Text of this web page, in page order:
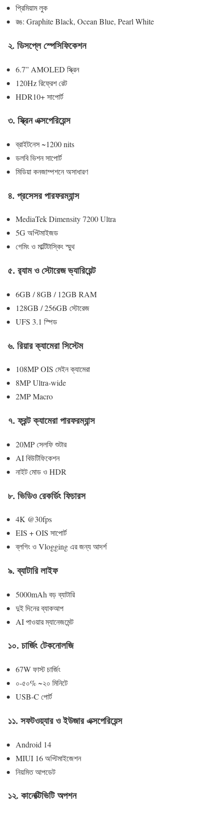
প্রিমিয়াম লুক
রঙ: Graphite Black, Ocean Blue, Pearl White
২. ডিসপ্লে স্পেসিফিকেশন
6.7” AMOLED স্ক্রিন
120Hz রিফ্রেশ রেট
HDR10+ সাপোর্ট
৩. স্ক্রিন এক্সপেরিয়েন্স
ব্রাইটনেস ~1200 nits
ডলবি ভিশন সাপোর্ট
মিডিয়া কনজাম্পশনে অসাধারণ
৪. প্রসেসর পারফরম্যান্স
MediaTek Dimensity 7200 Ultra
5G অপ্টিমাইজড
গেমিং ও মাল্টিটাস্কিং স্মুথ
৫. র‍্যাম ও স্টোরেজ ভ্যারিয়েন্ট
6GB / 8GB / 12GB RAM
128GB / 256GB স্টোরেজ
UFS 3.1 স্পিড
৬. রিয়ার ক্যামেরা সিস্টেম
108MP OIS মেইন ক্যামেরা
8MP Ultra-wide
2MP Macro
৭. ফ্রন্ট ক্যামেরা পারফরম্যান্স
20MP সেলফি শুটার
AI বিউটিফিকেশন
নাইট মোড ও HDR
৮. ভিডিও রেকর্ডিং ফিচারস
4K @30fps
EIS + OIS সাপোর্ট
ব্লগিং ও Vlogging এর জন্য আদর্শ
৯. ব্যাটারি লাইফ
5000mAh বড় ব্যাটারি
দুই দিনের ব্যাকআপ
AI পাওয়ার ম্যানেজমেন্ট
১০. চার্জিং টেকনোলজি
67W ফাস্ট চার্জিং
০-৫০% ~২০ মিনিটে
USB-C পোর্ট
১১. সফটওয়্যার ও ইউজার এক্সপেরিয়েন্স
Android 14
MIUI 16 অপ্টিমাইজেশন
নিয়মিত আপডেট
১২. কানেক্টিভিটি অপশন